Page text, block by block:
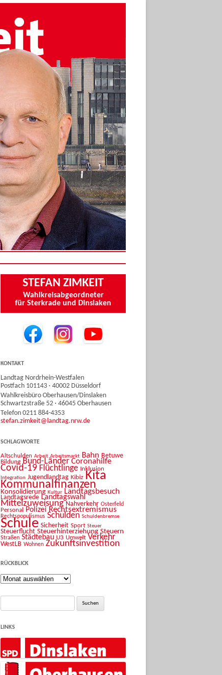
STEFAN ZIMKEIT
Wahlkreisabgeordneter
für Sterkrade und Dinslaken
KONTAKT
Landtag Nordrhein-Westfalen
Postfach 101143 · 40002 Düsseldorf
Wahlkreisbüro Oberhausen/Dinslaken
Schwartzstraße 52 · 46045 Oberhausen
Telefon 0211 884-4353
stefan.zimkeit@landtag.nrw.de
SCHLAGWORTE
Altschulden Arbeit Arbeitsmarkt Bahn Betuwe
Bildung Bund-Länder Coronahilfe
Covid-19 Flüchtlinge Inklusion
Integration Jugendlandtag Kibiz Kita
Kommunalfinanzen
Konsolidierung Kultur Landtagsbesuch
Landtagsrede Landtagswahl
Mittelzuweisung Nahverkehr Osterfeld
Personal Polizei Rechtsextremismus
Rechtspopulismus Schulden Schuldenbremse
Schule Sicherheit Sport Steuer
Steuerflucht Steuerhinterziehung Steuern
Straßen Städtebau U3 Umwelt Verkehr
WestLB Wohnen Zukunftsinvestition
RÜCKBLICK
Rückblick
Suche
LINKS